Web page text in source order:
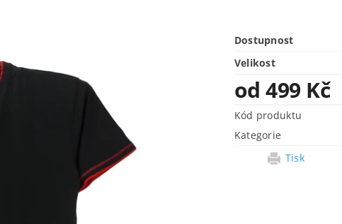
Dostupnost
Velikost
od 499 Kč
Kód produktu
Kategorie
Tisk